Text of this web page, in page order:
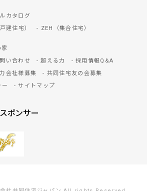
カタログ
建住宅）
ZEH（集合住宅）
い合わせ 超える力
採用情報Q&A
会社様募集
共同住宅友の会募集
ー
サイトマップ
ポンサー